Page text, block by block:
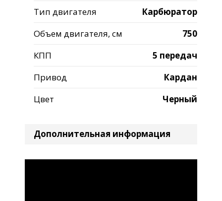
Тип двигателя
Карбюратор
Объем двигателя, см
750
КПП
5 передач
Привод
Кардан
Цвет
Черный
Дополнительная информация